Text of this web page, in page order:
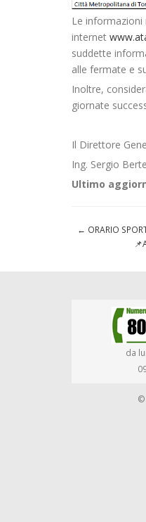
Le
internet
suddette
alle fermate e
Inoltre,
giornate
Il Direttore
Ing. Sergio
Ultimo
← ORARIO
da
©